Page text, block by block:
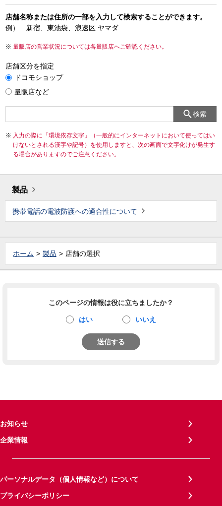
店舗名称または住所の一部を入力して検索することができます。
例） 新宿、東池袋、浪速区 ヤマダ
量販店の営業状況については各量販店へご確認ください。
店舗区分を指定
ドコモショップ
量販店など
検索
入力の際に「環境依存文字」（一般的にインターネットにおいて使ってはい
けないとされる漢字や記号）を使用しますと、次の画面で文字化けが発生す
る場合がありますのでご注意ください。
製品
携帯電話の電波防護への適合性について
ホーム 製品 店舗の選択
このページの情報は役に立ちましたか？
はい いいえ
送信する
お知らせ
企業情報
パーソナルデータ（個人情報など）について
プライバシーポリシー